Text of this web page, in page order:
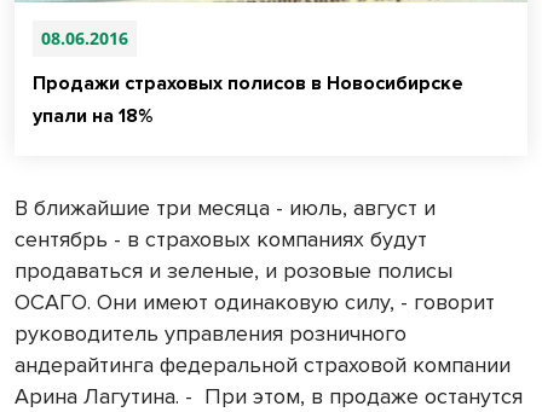
08.06.2016
Продажи страховых полисов в Новосибирске
упали на 18%
В ближайшие три месяца - июль, август и
сентябрь - в страховых компаниях будут
продаваться и зеленые, и розовые полисы
ОСАГО. Они имеют одинаковую силу, - говорит
руководитель управления розничного
андерайтинга федеральной страховой компании
Арина Лагутина. - При этом, в продаже останутся